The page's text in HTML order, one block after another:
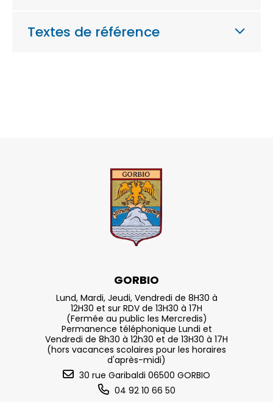
Textes de référence
GORBIO
Lund, Mardi, Jeudi, Vendredi de 8H30 à
12H30 et sur RDV de 13H30 à 17H
(Fermée au public les Mercredis)
Permanence téléphonique Lundi et
Vendredi de 8h30 à 12h30 et de 13H30 à 17H
(hors vacances scolaires pour les horaires
d'après-midi)
30 rue Garibaldi 06500 GORBIO
04 92 10 66 50